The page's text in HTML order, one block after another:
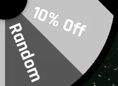
4 conseils pour améliorer
votre entraînement de
poussée et construire une
poitrine plus
15 juin 2022 Read time: 3 min
10% Off
Random